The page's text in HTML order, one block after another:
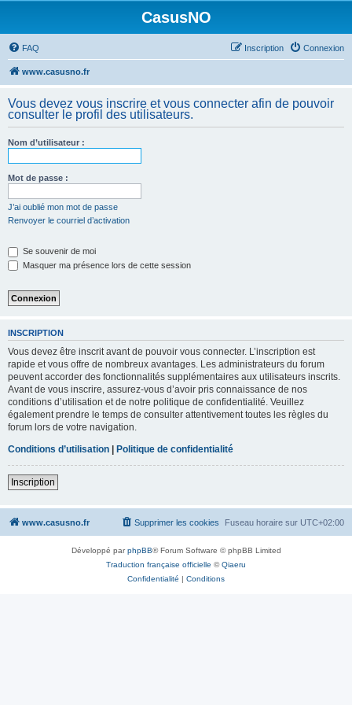
CasusNO
FAQ Connexion
Inscription
www.casusno.fr
Vous devez vous inscrire et vous connecter afin de pouvoir
consulter le profil des utilisateurs.
Nom d’utilisateur :
Mot de passe :
J’ai oublié mon mot de passe
Renvoyer le courriel d’activation
Se souvenir de moi
Masquer ma présence lors de cette session
INSCRIPTION
Vous devez être inscrit avant de pouvoir vous connecter. L’inscription est
rapide et vous offre de nombreux avantages. Les administrateurs du forum
peuvent accorder des fonctionnalités supplémentaires aux utilisateurs inscrits.
Avant de vous inscrire, assurez-vous d’avoir pris connaissance de nos
conditions d’utilisation et de notre politique de confidentialité. Veuillez
également prendre le temps de consulter attentivement toutes les règles du
forum lors de votre navigation.
Conditions d’utilisation | Politique de confidentialité
Inscription
www.casusno.fr Fuseau horaire sur UTC+02:00
Supprimer les cookies
Développé parphpBB® Forum Software © phpBB Limited
Traduction française officielle ©Qiaeru
Confidentialité | Conditions